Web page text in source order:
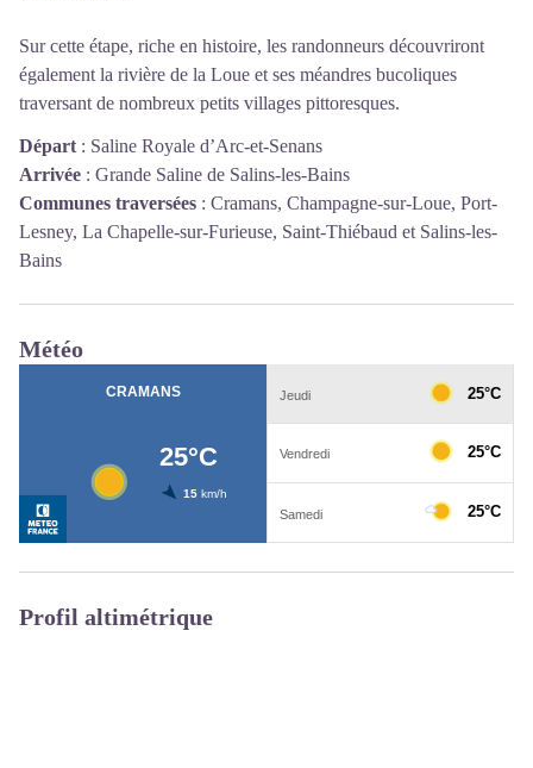
Sur cette étape, riche en histoire, les randonneurs découvriront
également la rivière de la Loue et ses méandres bucoliques
traversant de nombreux petits villages pittoresques.
Départ : Saline Royale d’Arc-et-Senans
Arrivée : Grande Saline de Salins-les-Bains
Communes traversées : Cramans, Champagne-sur-Loue, Port-
Lesney, La Chapelle-sur-Furieuse, Saint-Thiébaud et Salins-les-
Bains
Météo
Profil altimétrique